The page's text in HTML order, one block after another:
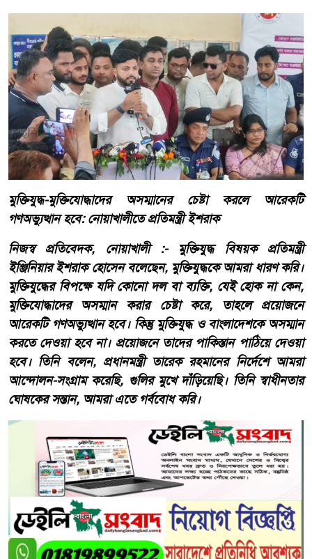
মুক্তিযুদ্ধ-মুক্তিযোদ্ধাদের অসম্মানের চেষ্টা করলে আরেকটি
গণঅভ্যুত্থান হবে: নোয়াখালীতে প্রতিমন্ত্রী ইশরাক
নিজস্ব প্রতিবেদক, নোয়াখালী :- মুক্তিযুদ্ধ বিষয়ক প্রতিমন্ত্রী
ইঞ্জিনিয়ার ইশরাক হোসেন বলেছেন, মুক্তিযুদ্ধকে আমরা ধারণ করি।
মুক্তিযুদ্ধের বিপক্ষে যদি কোনো দল বা ব্যক্তি, যেই হোক না কেন,
মুক্তিযোদ্ধাদের অসম্মান করার চেষ্টা করে, তাহলে প্রয়োজনে
আরেকটি গণঅভ্যুত্থান হবে। কিন্তু মুক্তিযুদ্ধ ও বাংলাদেশকে অসম্মান
করতে দেওয়া হবে না। প্রয়োজনে তাদের পাকিস্তান পাঠিয়ে দেওয়া
হবে। তিনি বলেন, প্রধানমন্ত্রী তারেক রহমানের নির্দেশে আমরা
আন্দোলন-সংগ্রাম করেছি, গুলির মুখে দাঁড়িয়েছি। তিনি স্বাধীনতার
ঘোষকের সন্তান, আমরা এতে গর্ববোধ করি।